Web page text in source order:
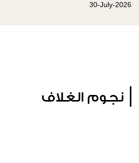
30-July-2026
نجوم الغلاف